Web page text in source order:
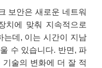
보안은 새로운 네트워
치에 맞춰 지속적으로
는데, 이는 시간이 지남
수 있습니다. 반면, 파
술의 변화에 더 잘 적